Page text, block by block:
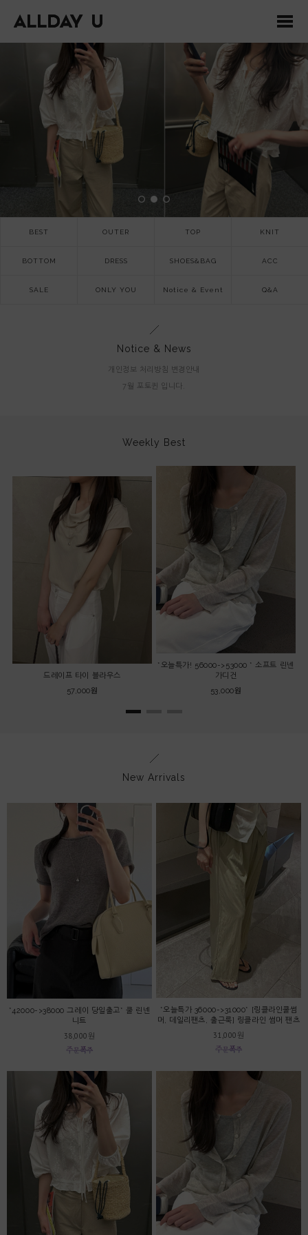
BEST OUTER TOP KNIT
BOTTOM DRESS SHOES&BAG ACC
SALE ONLY YOU Notice & Event Q&A
Notice & News
개인정보 처리방침 변경안내
7월 포토퀸 입니다.
Weekly Best
드레이프 타이 블라우스
57,000원
*오늘특가! 56000->53000 * 소프트 린넨
가디건
53,000원
New Arrivals
*42000->38000 그레이 당일출고* 쿨 린넨
니트
38,000원
*오늘특가 36000->31000* [링클라인쿨썸
머, 데일리팬츠, 출근룩] 링클라인 썸머 팬츠
31,000원